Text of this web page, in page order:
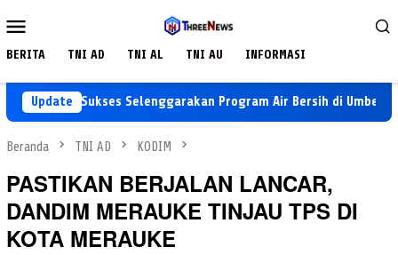
ke
Mobile
BERITA TNI AD TNI AL TNI AU INFORMASI
Update
Ke-129 Sukses Selenggarakan Program Air Bersih di Umbele Lama
Beranda TNI AD KODIM
PASTIKAN BERJALAN LANCAR,
DANDIM MERAUKE TINJAU TPS DI
KOTA MERAUKE